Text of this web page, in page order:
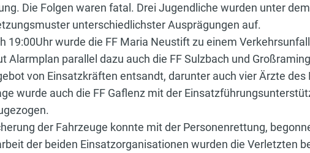
Die Folgen waren fatal. Drei Jugendliche wurden unter
unterschiedlichster Ausprägungen auf.
19:00Uhr wurde die FF Maria Neustift zu einem
Alarmplan parallel dazu auch die FF Sulzbach und
von Einsatzkräften entsandt, darunter auch vier Ärzte
wurde auch die FF Gaflenz mit der
der Fahrzeuge konnte mit der Personenrettung,
der beiden Einsatzorganisationen wurden die Verletzten